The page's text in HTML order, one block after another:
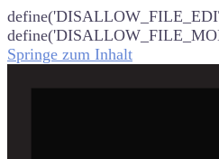
Springe zum Inhalt